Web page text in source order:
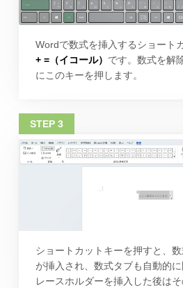
Wordで数式を挿入するショート
+ =（イコール） です。数式を解
にこのキーを押します。
ショートカットキーを押すと、
が挿入され、数式タブも自動的
レースホルダーを挿入した後は